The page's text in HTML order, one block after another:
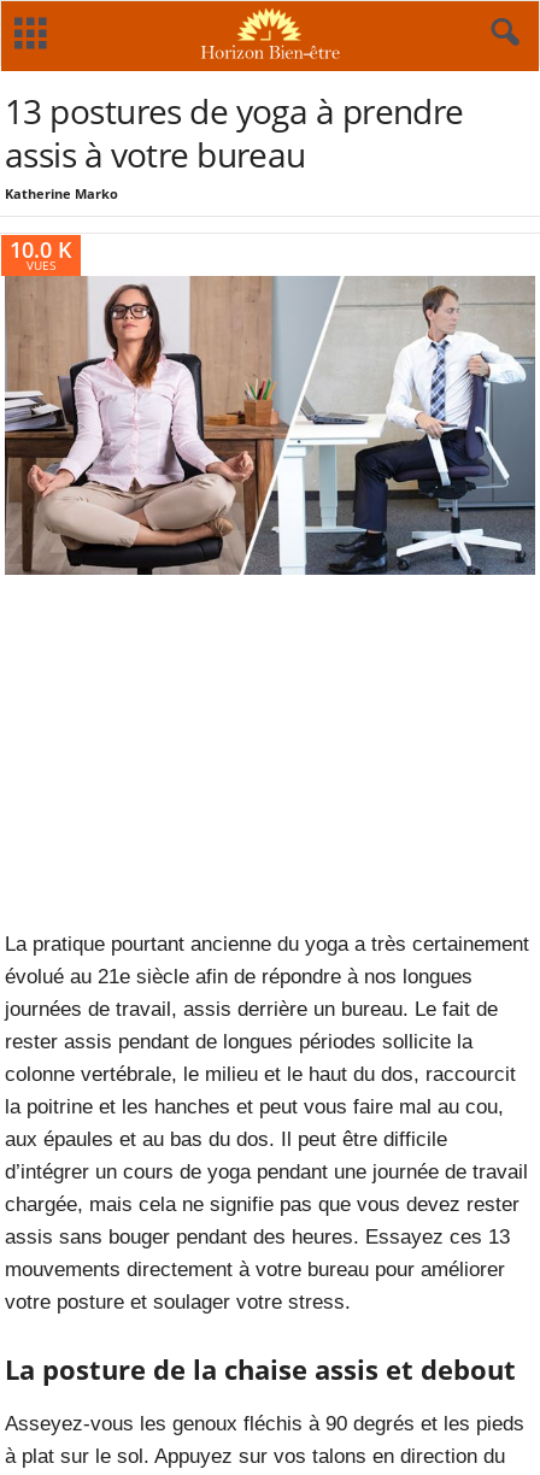
13 postures de yoga à prendre
assis à votre bureau
Katherine Marko
10.0 K
VUES
La pratique pourtant ancienne du yoga a très certainement
évolué au 21e siècle afin de répondre à nos longues
journées de travail, assis derrière un bureau. Le fait de
rester assis pendant de longues périodes sollicite la
colonne vertébrale, le milieu et le haut du dos, raccourcit
la poitrine et les hanches et peut vous faire mal au cou,
aux épaules et au bas du dos. Il peut être difficile
d’intégrer un cours de yoga pendant une journée de travail
chargée, mais cela ne signifie pas que vous devez rester
assis sans bouger pendant des heures. Essayez ces 13
mouvements directement à votre bureau pour améliorer
votre posture et soulager votre stress.
La posture de la chaise assis et debout
Asseyez-vous les genoux fléchis à 90 degrés et les pieds
à plat sur le sol. Appuyez sur vos talons en direction du